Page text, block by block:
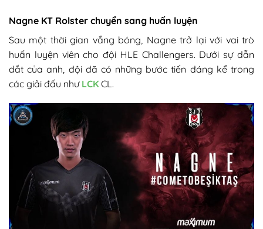
Nagne KT Rolster chuyển sang huấn luyện​
Sau một thời gian vắng bóng, Nagne trở lại với vai trò
huấn luyện viên cho đội HLE Challengers. Dưới sự dẫn
dắt của anh, đội đã có những bước tiến đáng kể trong
các giải đấu như LCK CL.​